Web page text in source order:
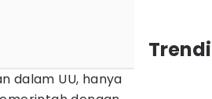
dalam UU, hanya